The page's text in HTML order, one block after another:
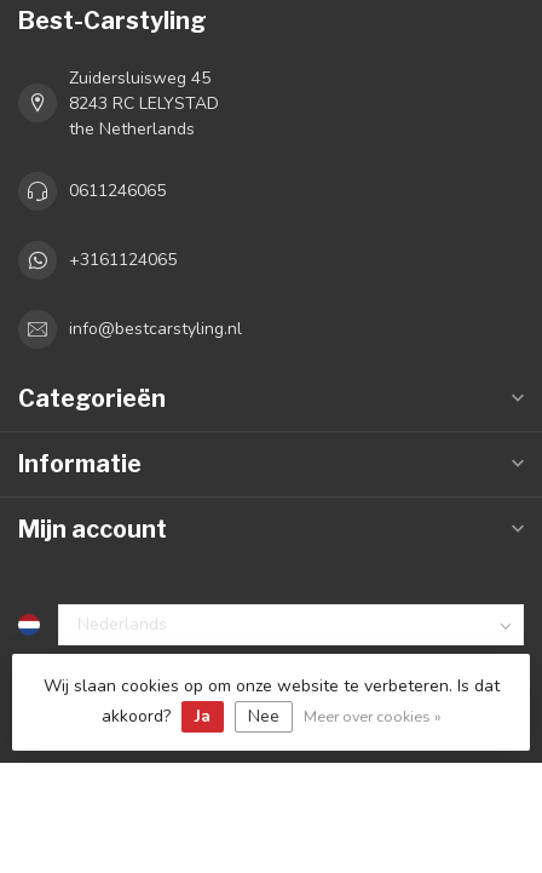
Best-Carstyling
Zuidersluisweg 45
8243 RC LELYSTAD
the Netherlands
0611246065
+3161124065
info@bestcarstyling.nl
Categorieën
Informatie
Mijn account
Wij slaan cookies op om onze website te verbeteren. Is dat
akkoord?
Ja Nee Meer over cookies »